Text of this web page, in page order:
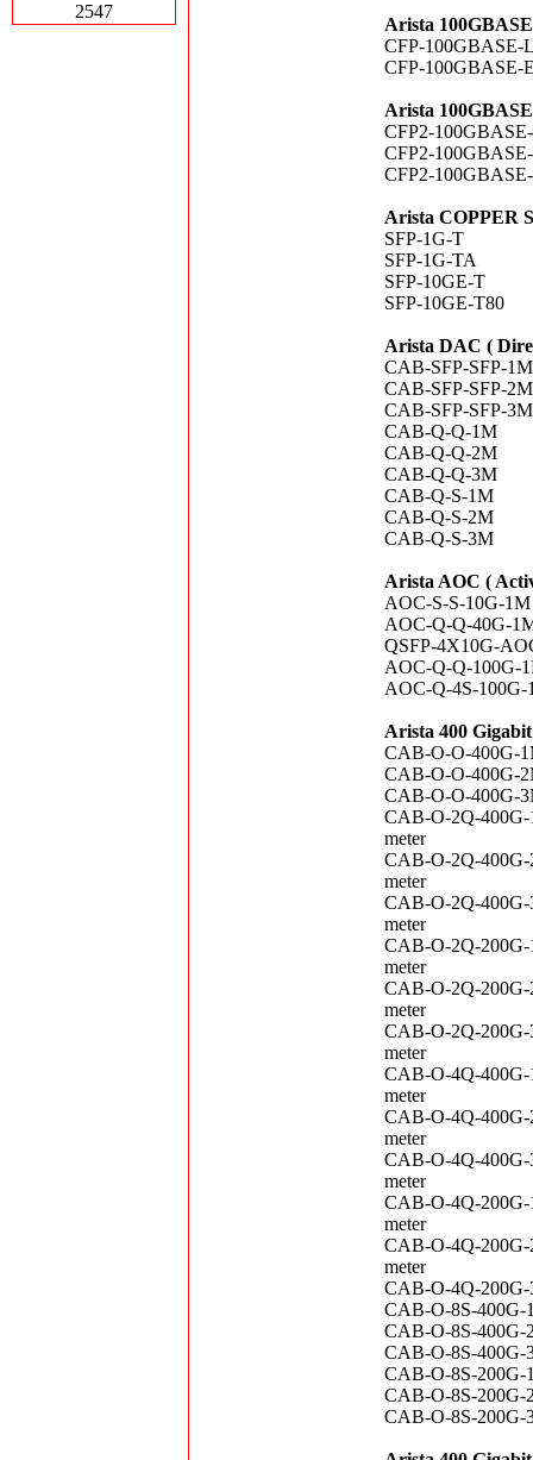
2547
Arista
CFP-100GBASE-
CFP-100GBASE-
Arista
CFP2-
CFP2-
CFP2-
Arista COPPER
SFP-1G-T
SFP-1G-TA
SFP-10GE-T
SFP-10GE-T80
Arista DAC (
CAB-SFP-SFP-1M
CAB-SFP-SFP-2M
CAB-SFP-SFP-3M
CAB-Q-Q-1M
CAB-Q-Q-2M
CAB-Q-Q-3M
CAB-Q-S-1M
CAB-Q-S-2M
CAB-Q-S-3M
Arista AOC (
AOC-S-S-10G-1M
AOC-Q-Q-40G-
QSFP-4X10G-
AOC-Q-Q-100G-
AOC-Q-4S-100G-
Arista 400
CAB-O-O-400G-
CAB-O-O-400G-
CAB-O-O-400G-
CAB-O-2Q-400G-
meter
CAB-O-2Q-400G-
meter
CAB-O-2Q-400G-
meter
CAB-O-2Q-200G-
meter
CAB-O-2Q-200G-
meter
CAB-O-2Q-200G-
meter
CAB-O-4Q-400G-
meter
CAB-O-4Q-400G-
meter
CAB-O-4Q-400G-
meter
CAB-O-4Q-200G-
meter
CAB-O-4Q-200G-
meter
CAB-O-4Q-200G-
CAB-O-8S-400G-
CAB-O-8S-400G-
CAB-O-8S-400G-
CAB-O-8S-200G-
CAB-O-8S-200G-
CAB-O-8S-200G-